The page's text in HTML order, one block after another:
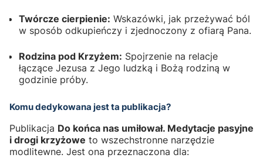
Twórcze cierpienie: Wskazówki, jak przeżywać ból
w sposób odkupieńczy i zjednoczony z ofiarą Pana.
Rodzina pod Krzyżem: Spojrzenie na relacje
łączące Jezusa z Jego ludzką i Bożą rodziną w
godzinie próby.
Komu dedykowana jest ta publikacja?
Publikacja Do końca nas umiłował. Medytacje pasyjne
i drogi krzyżowe to wszechstronne narzędzie
modlitewne. Jest ona przeznaczona dla: